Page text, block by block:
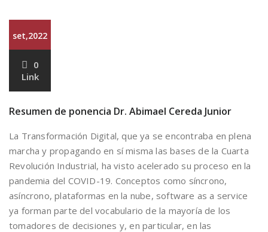
set,2022
0
Link
Resumen de ponencia Dr. Abimael Cereda Junior
La Transformación Digital, que ya se encontraba en plena
marcha y propagando en sí misma las bases de la Cuarta
Revolución Industrial, ha visto acelerado su proceso en la
pandemia del COVID-19. Conceptos como síncrono,
asíncrono, plataformas en la nube, software as a service
ya forman parte del vocabulario de la mayoría de los
tomadores de decisiones y, en particular, en las